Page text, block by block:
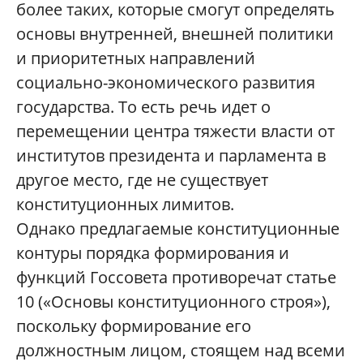
более таких, которые смогут определять
основы внутренней, внешней политики
и приоритетных направлений
социально-экономического развития
государства. То есть речь идет о
перемещении центра тяжести власти от
институтов президента и парламента в
другое место, где не существует
конституционных лимитов.
Однако предлагаемые конституционные
контуры порядка формирования и
функций Госсовета противоречат статье
10 («Основы конституционного строя»),
поскольку формирование его
должностным лицом, стоящем над всеми